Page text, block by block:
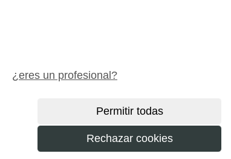
¿eres un profesional?